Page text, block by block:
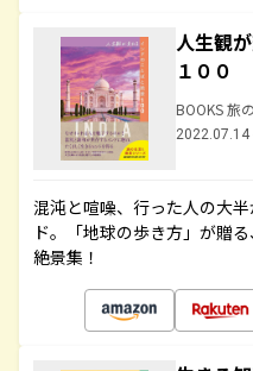
人生観
１００
BOOKS 旅
2022.07.14
混沌と喧噪、行った人の大
ド。「地球の歩き方」が贈
絶景集！